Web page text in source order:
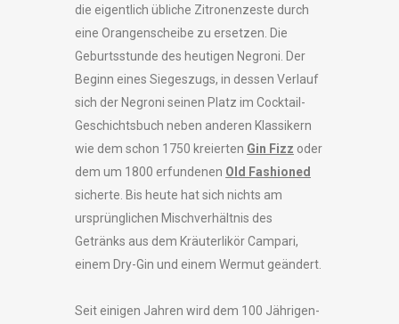
die eigentlich übliche Zitronenzeste durch
eine Orangenscheibe zu ersetzen. Die
Geburtsstunde des heutigen Negroni. Der
Beginn eines Siegeszugs, in dessen Verlauf
sich der Negroni seinen Platz im Cocktail-
Geschichtsbuch neben anderen Klassikern
wie dem schon 1750 kreierten Gin Fizz oder
dem um 1800 erfundenen Old Fashioned
sicherte. Bis heute hat sich nichts am
ursprünglichen Mischverhältnis des
Getränks aus dem Kräuterlikör Campari,
einem Dry-Gin und einem Wermut geändert.
Seit einigen Jahren wird dem 100 Jährigen-